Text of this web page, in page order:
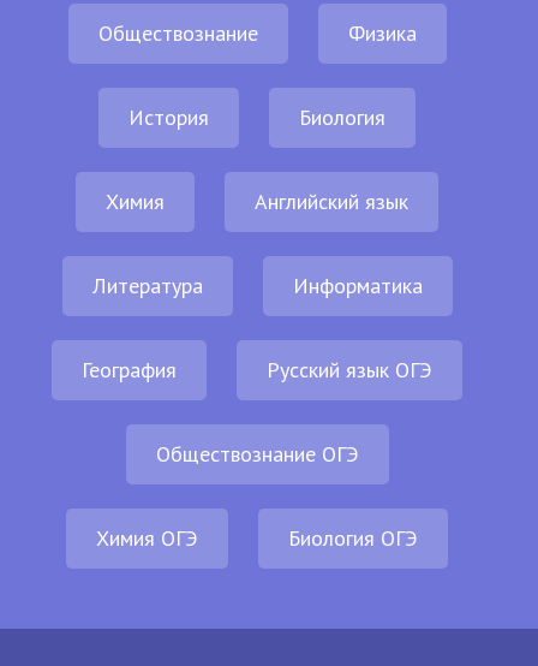
Обществознание Физика
История Биология
Химия Английский язык
Литература Информатика
География Русский язык ОГЭ
Обществознание ОГЭ
Химия ОГЭ Биология ОГЭ